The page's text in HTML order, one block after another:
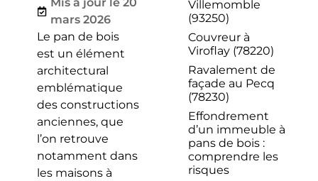
mars 2026
Le pan de bois
est un élément
architectural
emblématique
des constructions
anciennes, que
l’on retrouve
notamment dans
les maisons à
Villemomble
(93250)
Couvreur à
Viroflay (78220)
Ravalement de
façade au Pecq
(78230)
Effondrement
d’un immeuble à
pans de bois :
comprendre les
risques